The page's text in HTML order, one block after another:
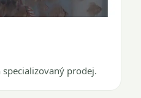
prodej.